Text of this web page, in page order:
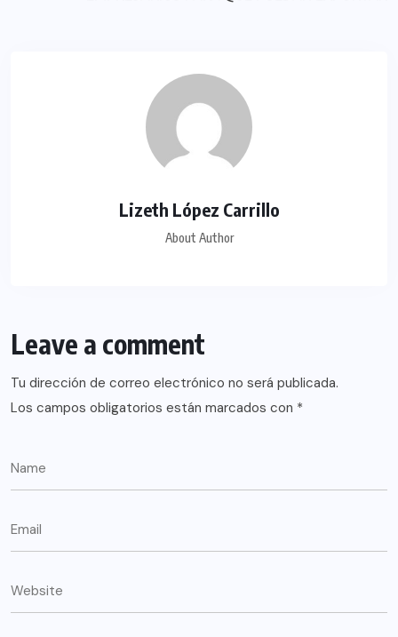
Lizeth López Carrillo
About Author
Leave a comment
Tu dirección de correo electrónico no será publicada.
Los campos obligatorios están marcados con *